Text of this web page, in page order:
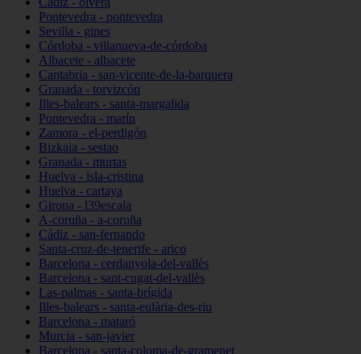
Pontevedra - pontevedra
Sevilla - gines
Córdoba - villanueva-de-córdoba
Albacete - albacete
Cantabria - san-vicente-de-la-barquera
Granada - torvizcón
Illes-balears - santa-margalida
Pontevedra - marín
Zamora - el-perdigón
Bizkaia - sestao
Granada - murtas
Huelva - isla-cristina
Huelva - cartaya
Girona - l39escala
A-coruña - a-coruña
Cádiz - san-fernando
Santa-cruz-de-tenerife - arico
Barcelona - cerdanyola-del-vallès
Barcelona - sant-cugat-del-vallès
Las-palmas - santa-brígida
Illes-balears - santa-eulària-des-riu
Barcelona - mataró
Murcia - san-javier
Barcelona - santa-coloma-de-gramenet